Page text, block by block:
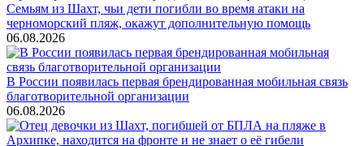
Семьям из Шахт, чьи дети погибли во время атаки на
черноморский пляж, окажут дополнительную помощь
06.08.2026
В России появилась первая брендированная мобильная связь
благотворительной организации
06.08.2026